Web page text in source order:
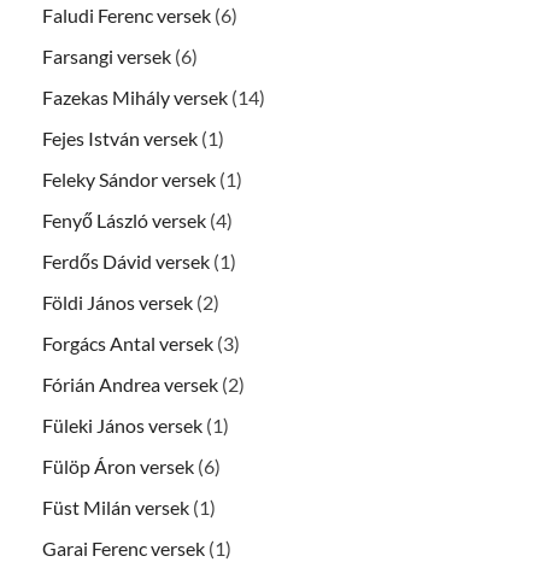
Faludi Ferenc versek (6)
Farsangi versek (6)
Fazekas Mihály versek (14)
Fejes István versek (1)
Feleky Sándor versek (1)
Fenyő László versek (4)
Ferdős Dávid versek (1)
Földi János versek (2)
Forgács Antal versek (3)
Fórián Andrea versek (2)
Füleki János versek (1)
Fülöp Áron versek (6)
Füst Milán versek (1)
Garai Ferenc versek (1)